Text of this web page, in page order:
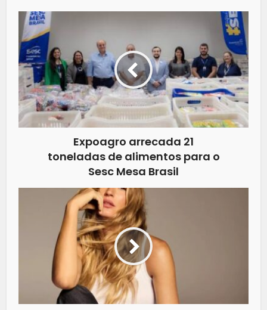
Expoagro arrecada 21
toneladas de alimentos para o
Sesc Mesa Brasil